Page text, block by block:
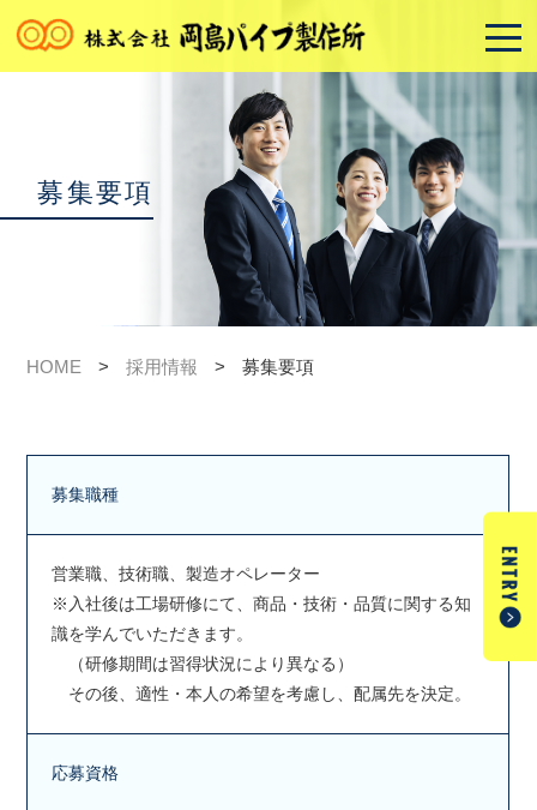
募集要項
HOME > 採用情報 > 募集要項
募集職種
営業職、技術職、製造オペレーター
※入社後は工場研修にて、商品・技術・品質に関する知
識を学んでいただきます。
（研修期間は習得状況により異なる）
その後、適性・本人の希望を考慮し、配属先を決定。
応募資格